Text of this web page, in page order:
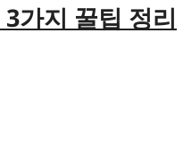
가지 꿀팁 정리